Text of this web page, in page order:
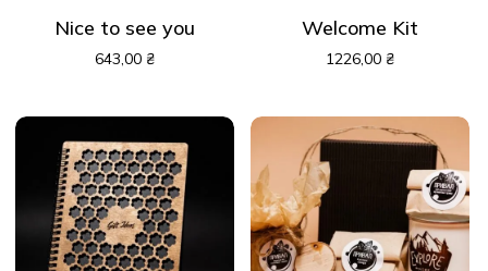
Nice to see you
643,00 ₴
Welcome Kit
1226,00 ₴